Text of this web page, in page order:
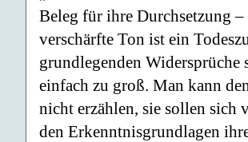
Beleg für ihre Durchsetzung –
verschärfte Ton ist ein
grundlegenden Widersprüche
einfach zu groß. Man kann
nicht erzählen, sie sollen sich
den Erkenntnisgrundlagen